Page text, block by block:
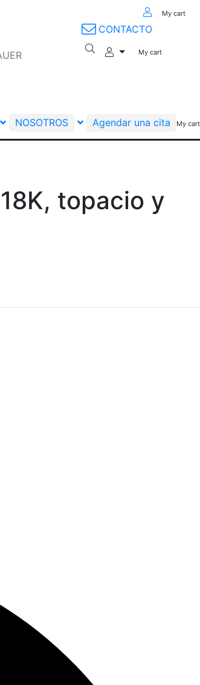
My cart
CONTACTO
My cart
NOSOTROS Agendar una cita My cart
topacio y